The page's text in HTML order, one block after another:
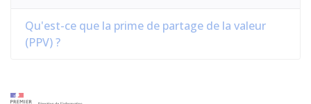
Qu'est-ce que la prime de partage de la valeur
(PPV) ?